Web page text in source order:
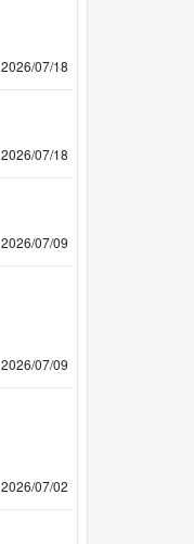
2026/07/18
2026/07/18
2026/07/09
2026/07/09
2026/07/02